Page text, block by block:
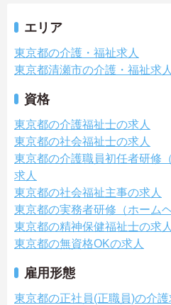
エリア
東京都の介護・福祉求人
東京都清瀬市の介護・福祉求人
資格
東京都の介護福祉士の求人
東京都の社会福祉士の求人
東京都の介護職員初任者研修
求人
東京都の社会福祉主事の求人
東京都の実務者研修（ホーム
東京都の精神保健福祉士の求人
東京都の無資格OKの求人
雇用形態
東京都の正社員(正職員)の介護